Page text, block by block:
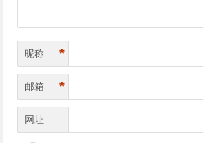
昵称 *
邮箱 *
网址